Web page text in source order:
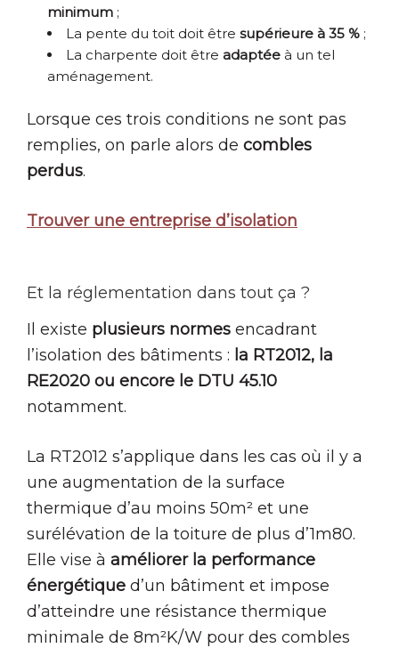
minimum;
La pente du toit doit être supérieure à 35 %;
La charpente doit être adaptéeà un tel
aménagement.
Lorsque ces trois conditions ne sont pas
remplies, on parle alors de combles
perdus.
Trouver une entreprise d’isolation
Et la réglementation dans tout ça ?
Il existe plusieurs normes encadrant
l’isolation des bâtiments : la RT2012, la
RE2020 ou encore le DTU 45.10
notamment.
La RT2012 s’applique dans les cas où il y a
une augmentation de la surface
thermique d’au moins 50m² et une
surélévation de la toiture de plus d’1m80.
Elle vise à améliorer la performance
énergétique d’un bâtiment et impose
d’atteindre une résistance thermique
minimale de 8m²K/W pour des combles